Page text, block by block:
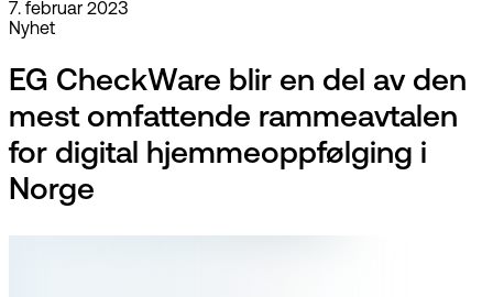
7. februar 2023
Nyhet
EG CheckWare blir en del av den
mest omfattende rammeavtalen
for digital hjemmeoppfølging i
Norge